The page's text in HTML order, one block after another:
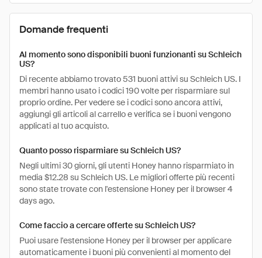
Domande frequenti
Al momento sono disponibili buoni funzionanti su Schleich
US?
Di recente abbiamo trovato 531 buoni attivi su Schleich US. I
membri hanno usato i codici 190 volte per risparmiare sul
proprio ordine. Per vedere se i codici sono ancora attivi,
aggiungi gli articoli al carrello e verifica se i buoni vengono
applicati al tuo acquisto.
Quanto posso risparmiare su Schleich US?
Negli ultimi 30 giorni, gli utenti Honey hanno risparmiato in
media $12.28 su Schleich US. Le migliori offerte più recenti
sono state trovate con l'estensione Honey per il browser 4
days ago.
Come faccio a cercare offerte su Schleich US?
Puoi usare l'estensione Honey per il browser per applicare
automaticamente i buoni più convenienti al momento del